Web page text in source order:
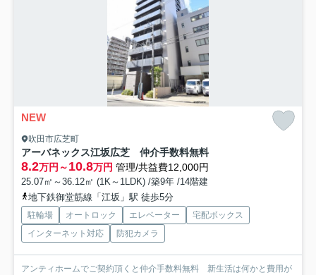
NEW
吹田市広芝町
アーバネックス江坂広芝 仲介手数料無料
8.2万円～10.8万円 管理/共益費12,000円
25.07㎡～36.12㎡ (1K～1LDK) /築9年 /14階建
地下鉄御堂筋線「江坂」駅 徒歩5分
駐輪場 オートロック エレベーター
宅配ボックス
インターネット対応
防犯カメラ
アンティホームでご契約頂くと仲介手数料無料 新生活は何かと費用が